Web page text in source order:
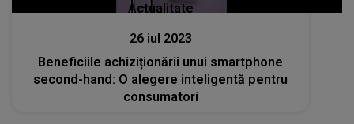
Actualitate
26 iul 2023
Beneficiile achiziționării unui smartphone
second-hand: O alegere inteligentă pentru
consumatori